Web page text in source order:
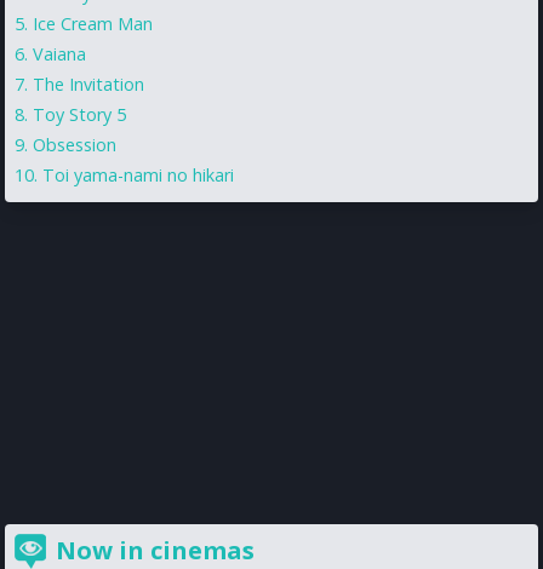
Ice Cream Man
Vaiana
The Invitation
Toy Story 5
Obsession
Toi yama-nami no hikari
Now in cinemas